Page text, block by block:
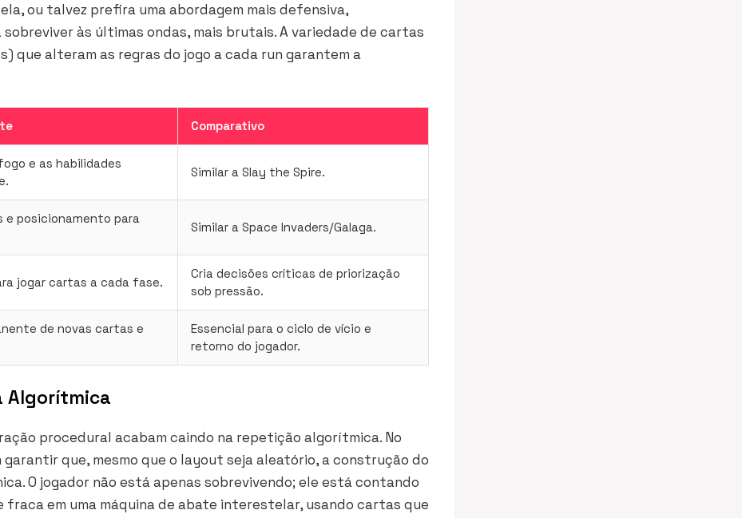
ou talvez prefira uma abordagem mais defensiva,
às últimas ondas, mais brutais. A variedade de cartas
que alteram as regras do jogo a cada run garantem a
Comparativo
e as habilidades
Similar a Slay the Spire.
e posicionamento para
Similar a Space Invaders/Galaga.
jogar cartas a cada fase.
Cria decisões críticas de priorização
sob pressão.
de novas cartas e
Essencial para o ciclo de vício e
retorno do jogador.
Algorítmica
procedural acabam caindo na repetição algorítmica. No
que, mesmo que o layout seja aleatório, a construção do
O jogador não está apenas sobrevivendo; ele está contando
em uma máquina de abate interestelar, usando cartas que